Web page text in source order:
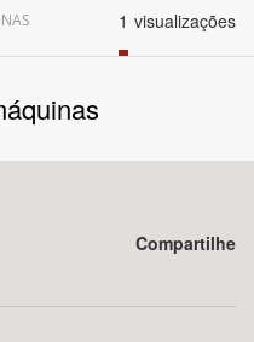
1 visualizações
Compartilhe